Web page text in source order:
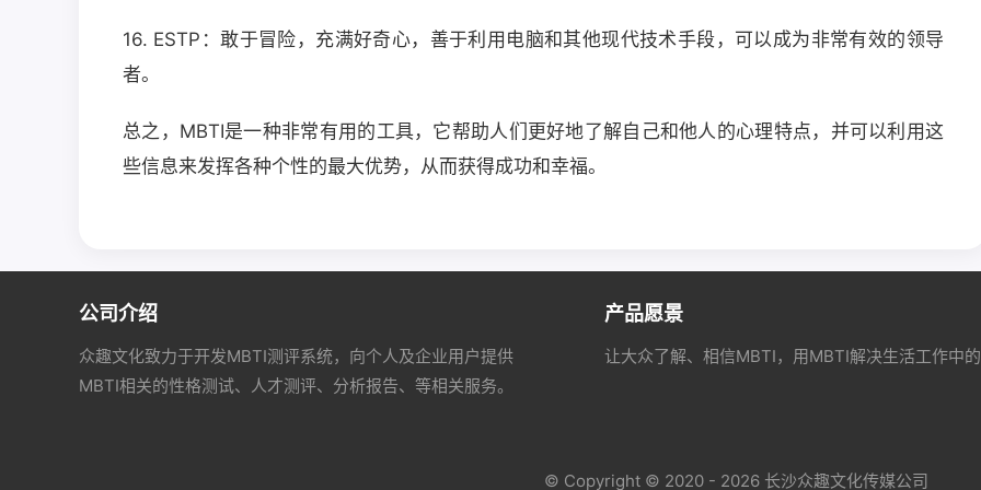
16. ESTP：敢于冒险，充满好奇心，善于利用电脑和其他现代技术手段，可以成为非常有效的领导
者。
总之，MBTI是一种非常有用的工具，它帮助人们更好地了解自己和他人的心理特点，并可以利用这
些信息来发挥各种个性的最大优势，从而获得成功和幸福。
公司介绍
众趣文化致力于开发MBTI测评系统，向个人及企业用户提供
MBTI相关的性格测试、人才测评、分析报告、等相关服务。
产品愿景
让大众了解、相信MBTI，用MBTI解决生活工作中
© Copyright © 2020 - 2026 长沙众趣文化传媒公司